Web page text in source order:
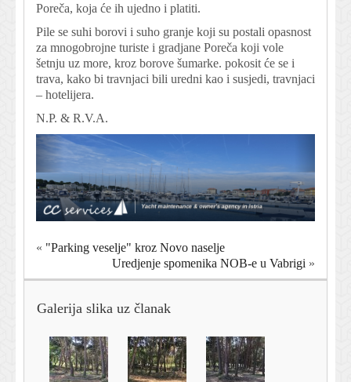
Poreča, koja će ih ujedno i platiti.
Pile se suhi borovi i suho granje koji su postali opasnost
za mnogobrojne turiste i gradjane Poreča koji vole
šetnju uz more, kroz borove šumarke. pokosit će se i
trava, kako bi travnjaci bili uredni kao i susjedi, travnjaci
– hotelijera.
N.P. & R.V.A.
« "Parking veselje" kroz Novo naselje
Uredjenje spomenika NOB-e u Vabrigi »
Galerija slika uz članak